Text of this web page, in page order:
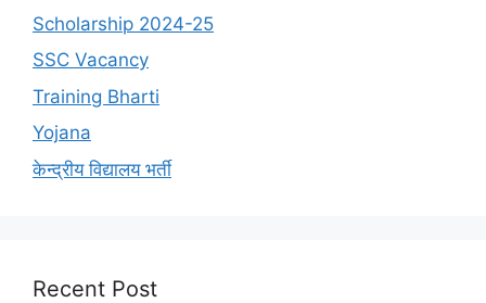
Scholarship 2024-25
SSC Vacancy
Training Bharti
Yojana
केन्द्रीय विद्यालय भर्ती
Recent Post